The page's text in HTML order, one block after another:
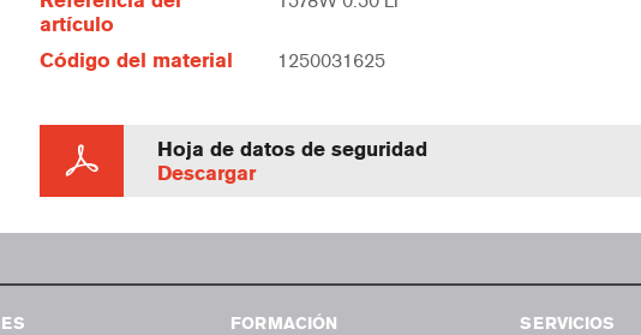
artículo
Código del material 1250031625
Hoja de datos de seguridad
Descargar
FORMACIÓN
SERVICIOS